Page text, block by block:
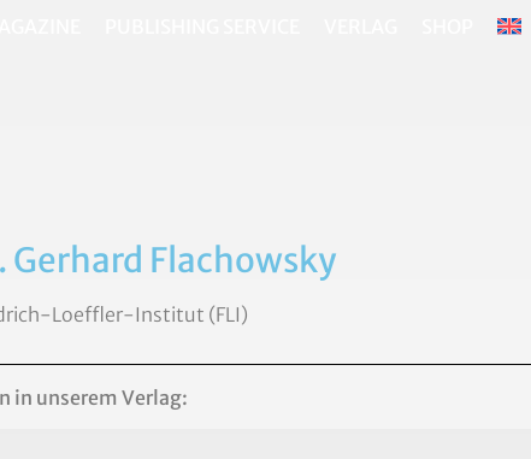
Gerhard Flachowsky
Loeffler-Institut (FLI)
in unserem Verlag: